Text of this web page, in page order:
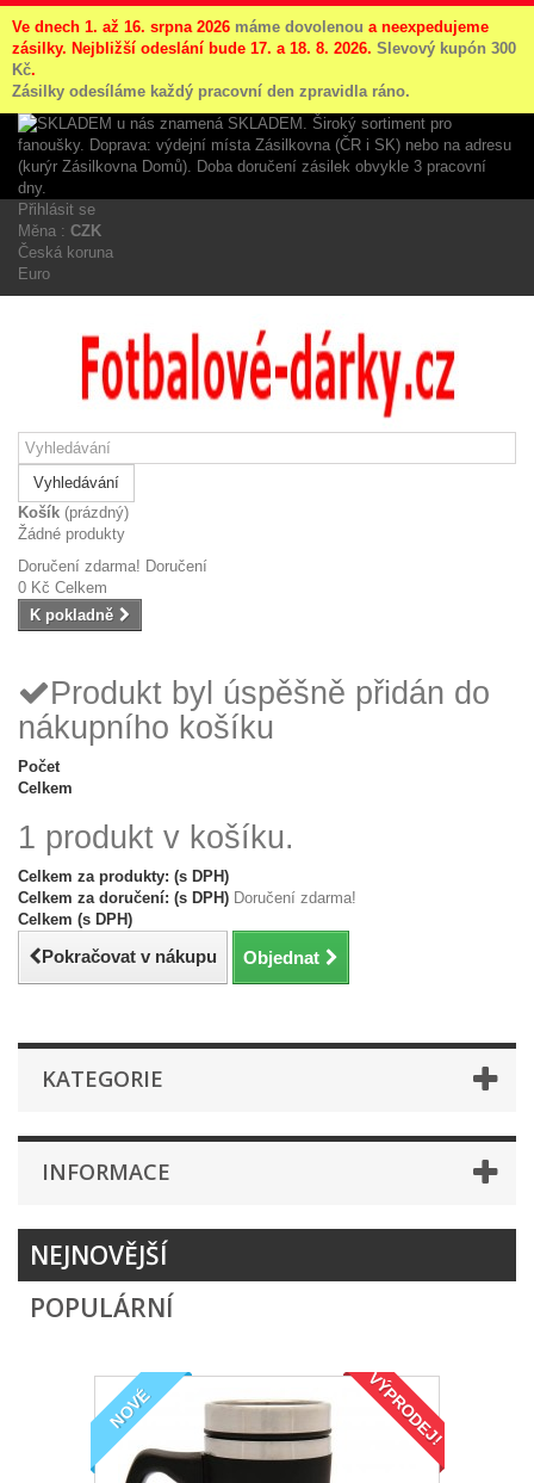
Ve dnech 1. až 16. srpna 2026 máme dovolenou a neexpedujeme
zásilky. Nejbližší odeslání bude 17. a 18. 8. 2026. Slevový kupón 300
Kč.
Zásilky odesíláme každý pracovní den zpravidla ráno.
Přihlásit se
Měna : CZK
Česká koruna
Euro
Vyhledávání
Košík (prázdný)
Žádné produkty
Doručení zdarma! Doručení
0 Kč Celkem
K pokladně
Produkt byl úspěšně přidán do
nákupního košíku
Počet
Celkem
1 produkt v košíku.
Celkem za produkty: (s DPH)
Celkem za doručení: (s DPH) Doručení zdarma!
Celkem (s DPH)
Pokračovat v nákupu Objednat
KATEGORIE
INFORMACE
NEJNOVĚJŠÍ
POPULÁRNÍ
NOVÉ VÝPRODEJ!